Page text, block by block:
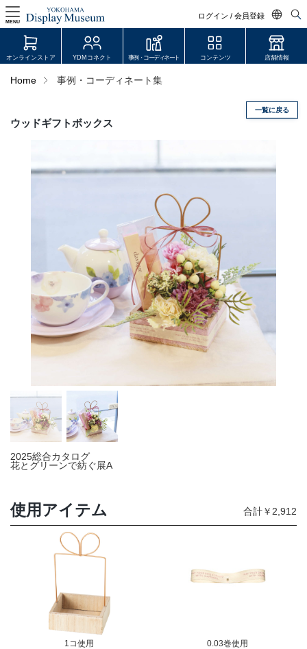
ログイン / 会員登録
日本語
MENU
ログイン・会員登録
YDM Connect
JDCA(ディスプレイスクール)
店舗情報・営業日
会社情報
お問い合わせ
プライバシーポリシー
OFFICIAL SNS
オンラインストア YDMコネクト 事例・コーディネート コンテンツ 店舗情報
Home 事例・コーディネート集
一覧に戻る
ウッドギフトボックス
2025総合カタログ
花とグリーンで紡ぐ展A
使用アイテム 合計￥2,912
1コ使用
0.03巻使用